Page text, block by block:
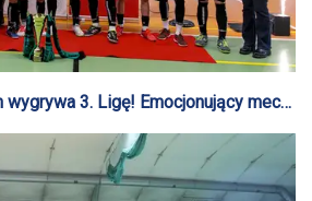
wygrywa 3. Ligę! Emocjonujący mecz